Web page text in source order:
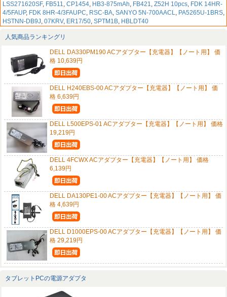
LSS271620SF, FB511, CP1454, HB3-875mAh, FB421, Z52H 10pcs, FDK 14HR-
4/5FAUP, FDK 8HR-4/3FAUPC, RSC-BA, SANYO 5N-700AACL, PA5265U-1BRS,
HSTNN-DB9J, 07KRV, ER17/50, SPTM1B, HBLDT40
人気商品ランキングリ
DELL DA330PM190 ACアダプター【充電器】【ノート用】 価
格 10,639円
DELL H240EBS-00 ACアダプター【充電器】【ノート用】 価
格 6,639円
DELL L500EPS-01 ACアダプター【充電器】【ノート用】 価格
19,219円
DELL 4FCWX ACアダプター【充電器】【ノート用】 価格
6,139円
DELL DA130PE1-00 ACアダプター【充電器】【ノート用】 価
格 4,639円
DELL D1000EPS-00 ACアダプター【充電器】【ノート用】 価
格 29,219円
タブレットPCの電源アダプタ